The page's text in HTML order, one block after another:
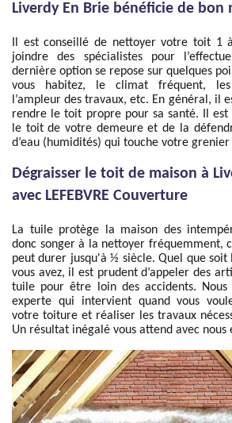
Liverdy En Brie bénéficie de
Il est conseillé de nettoyer votre toit 1
joindre des spécialistes pour
dernière option se repose sur quelques
vous habitez, le climat fréquent,
l’ampleur des travaux, etc. En général, il
rendre le toit propre pour sa santé. Il
le toit de votre demeure et de la
d’eau (humidités) qui touche votre grenier
Dégraisser le toit de maison à
avec LEFEBVRE Couverture
La tuile protège la maison des
donc songer à la nettoyer fréquemment,
peut durer jusqu'à ½ siècle. Quel que
vous avez, il est prudent d’appeler des
tuile pour être loin des accidents. Nous
experte qui intervient quand vous
votre toiture et réaliser les travaux
Un résultat inégalé vous attend avec nous